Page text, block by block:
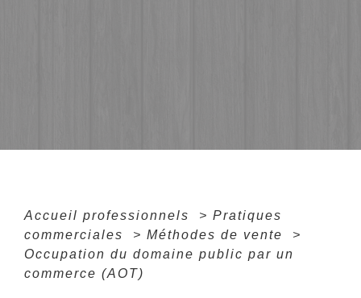
Accueil professionnels > Pratiques
commerciales
> Méthodes de vente
>
Occupation du domaine public par un
commerce (AOT)